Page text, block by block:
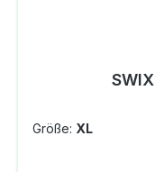
Größe: XL